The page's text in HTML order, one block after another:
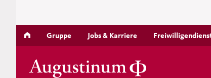
Gruppe Jobs & Karriere